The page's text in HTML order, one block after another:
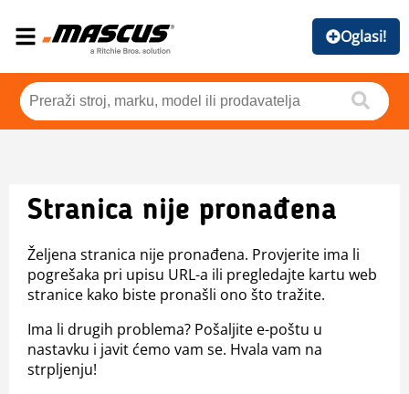
Oglasi!
Stranica nije pronađena
Željena stranica nije pronađena. Provjerite ima li
pogrešaka pri upisu URL-a ili pregledajte kartu web
stranice kako biste pronašli ono što tražite.
Ima li drugih problema? Pošaljite e-poštu u
nastavku i javit ćemo vam se. Hvala vam na
strpljenju!